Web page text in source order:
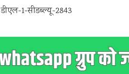
1-सीडब्ल्यू-2843